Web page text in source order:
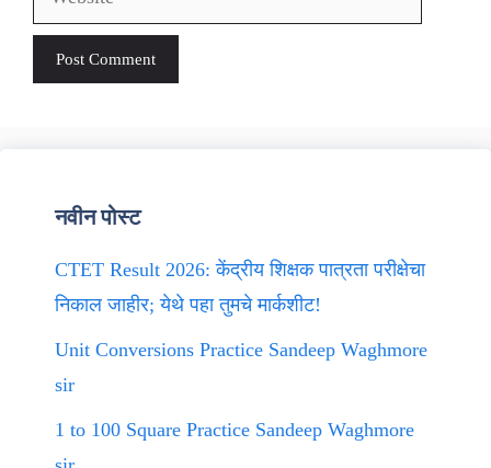
नवीन पोस्ट
CTET Result 2026: केंद्रीय शिक्षक पात्रता परीक्षेचा
निकाल जाहीर; येथे पहा तुमचे मार्कशीट!
Unit Conversions Practice Sandeep Waghmore
sir
1 to 100 Square Practice Sandeep Waghmore